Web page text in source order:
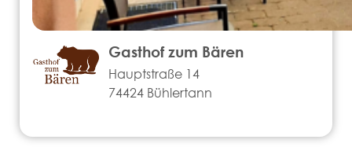
Gasthof zum Bären
Hauptstraße 14
74424 Bühlertann